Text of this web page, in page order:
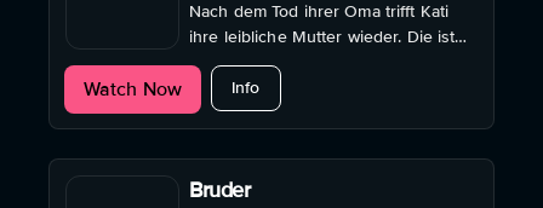
Nach dem Tod ihrer Oma trifft Kati
ihre leibliche Mutter wieder. Die ist
gerade mal doppelt so alt wie Kati
und zudem professionelle
Taschendiebin.
Watch Now Infoabout Was ich von ihr weiss
Bruder